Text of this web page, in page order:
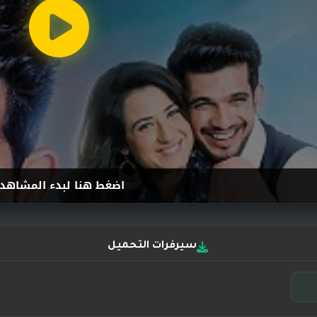
اضغط هنا لبدء
سيرفرات التحميل